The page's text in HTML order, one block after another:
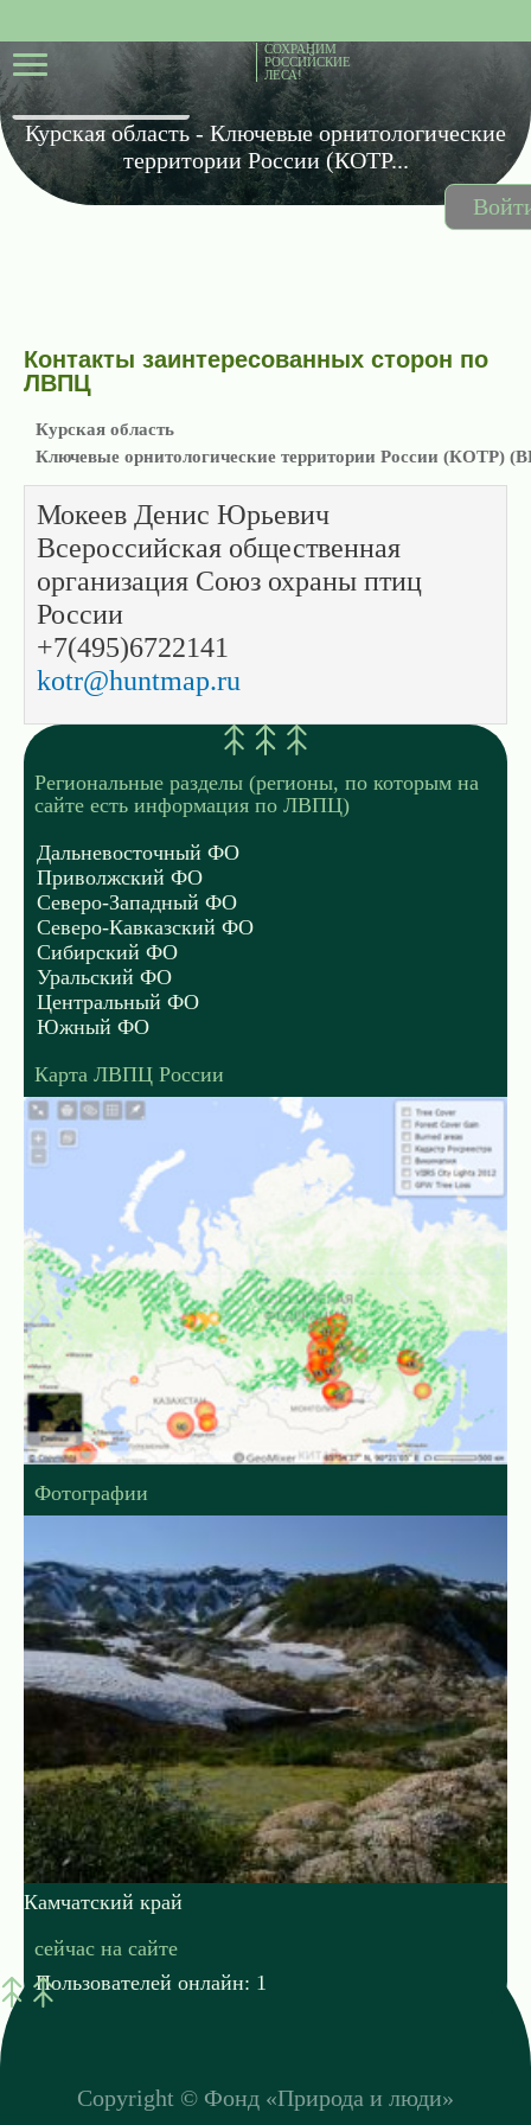
Курская область - Ключевые орнитологические
территории России (КОТР...
Контакты заинтересованных сторон по
ЛВПЦ
Курская область
Ключевые орнитологические территории России (КОТР)
Мокеев Денис Юрьевич
Всероссийская общественная
организация Союз охраны птиц
России
+7(495)6722141
kotr@huntmap.ru
Региональные разделы (регионы, по которым на
сайте есть информация по ЛВПЦ)
Дальневосточный ФО
Приволжский ФО
Северо-Западный ФО
Северо-Кавказский ФО
Сибирский ФО
Уральский ФО
Центральный ФО
Южный ФО
Карта ЛВПЦ России
Фотографии
Камчатский край
сейчас на сайте
Пользователей онлайн: 1
Copyright © Фонд «Природа и люди»
СОХРАНИМ
РОССИЙСКИЕ
ЛЕСА!